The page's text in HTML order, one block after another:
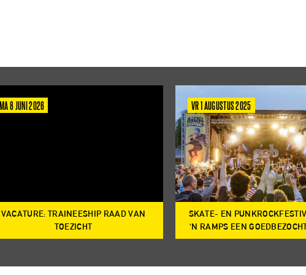
MA 8 JUNI 2026
VACATURE: TRAINEESHIP RAAD VAN
TOEZICHT
VR 1 AUGUSTUS 2025
SKATE- EN
‘N RAMPS EEN